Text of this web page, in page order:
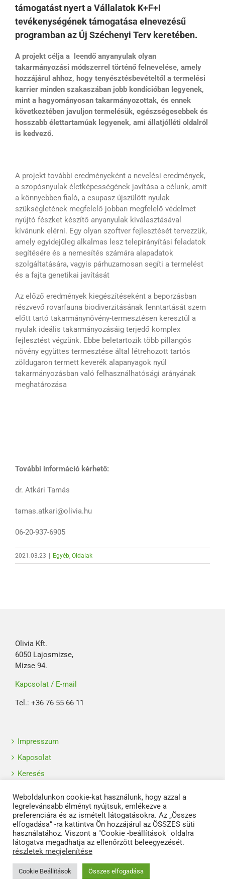
támogatást nyert a Vállalatok K+F+I
tevékenységének támogatása elnevezésű
programban az Új Széchenyi Terv keretében.
A projekt célja a
leendő anyanyulak olyan
takarmányozási módszerrel történő felnevelése, amely
hozzájárul ahhoz, hogy tenyésztésbevételtől a termelési
karrier minden szakaszában jobb kondícióban legyenek,
mint a hagyományosan takarmányozottak, és ennek
következtében javuljon termelésük, egészségesebbek és
hosszabb élettartamúak legyenek, ami állatjólléti oldalról
is kedvező.
A projekt további eredményeként a nevelési eredmények,
a szopósnyulak életképességének javítása a célunk, amit
a könnyebben fialó, a csupasz újszülött nyulak
szükségletének megfelelő jobban megfelelő védelmet
nyújtó fészket készítő anyanyulak kiválasztásával
kívánunk elérni. Egy olyan szoftver fejlesztését tervezzük,
amely egyidejűleg alkalmas lesz telepirányítási feladatok
segítésére és a nemesítés számára alapadatok
szolgáltatására, vagyis párhuzamosan segíti a termelést
és a fajta genetikai javítását
Az előző eredmények kiegészítéseként a beporzásban
részvevő rovarfauna biodiverzitásának fenntartását szem
előtt tartó takarmánynövény-termesztésen keresztül a
nyulak ideális takarmányozásáig terjedő komplex
fejlesztést végzünk. Ebbe beletartozik több pillangós
növény együttes termesztése által létrehozott tartós
zöldugaron termett keverék alapanyagok nyúl
takarmányozásban való felhasználhatósági arányának
meghatározása
További információ kérhető:
dr. Atkári Tamás
tamas.atkari@olivia.hu
06-20-937-6905
2021.03.23 Egyéb, Oldalak
Olivia Kft.
6050 Lajosmizse,
Mizse 94.
Kapcsolat / E-mail
Tel.: +36 76 55 66 11
Impresszum
Kapcsolat
Keresés
Adatkezelési tájékoztató
Visszaélés-bejelentési szabályzat
Weboldalunkon cookie-kat használunk, hogy azzal a
legrelevánsabb élményt nyújtsuk, emlékezve a
preferenciára és az ismételt látogatásokra. Az „Összes
elfogadása” -ra kattintva Ön hozzájárul az ÖSSZES süti
használatához. Viszont a "Cookie -beállítások" oldalra
látogatva megadhatja az ellenőrzött beleegyezését.
részletek megjelenítése
Cookie Beállítások Összes elfogadása